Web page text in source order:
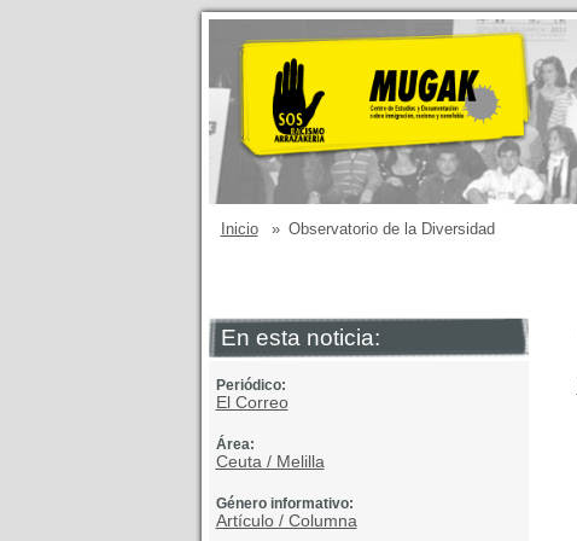
Inicio » Observatorio de la Diversidad
En esta noticia:
Periódico:
El Correo
Área:
Ceuta / Melilla
Género informativo:
Artículo / Columna